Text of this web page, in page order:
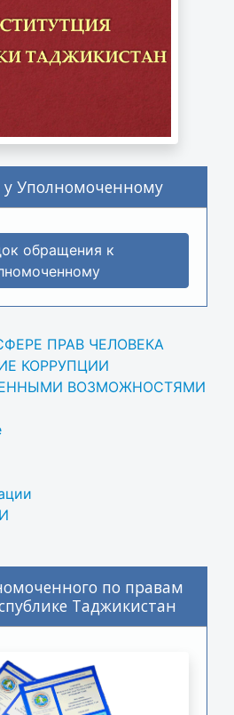
Уполномоченному
обращения к
ПРАВ ЧЕЛОВЕКА
КОРРУПЦИИ
ВОЗМОЖНОСТЯМИ
по правам
Таджикистан